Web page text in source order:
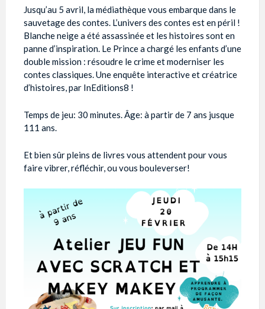
Jusqu’au 5 avril, la médiathèque vous embarque dans le
sauvetage des contes. L’univers des contes est en péril !
Blanche neige a été assassinée et les histoires sont en
panne d’inspiration. Le Prince a chargé les enfants d’une
double mission : résoudre le crime et moderniser les
contes classiques. Une enquête interactive et créatrice
d’histoires, par InEditions8 !
Temps de jeu: 30 minutes. Âge: à partir de 7 ans jusque
111 ans.
Et bien sûr pleins de livres vous attendent pour vous
faire vibrer, réfléchir, ou vous bouleverser!